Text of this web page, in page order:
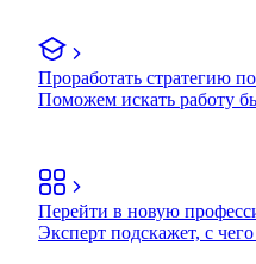
Проработать стратегию
Поможем искать работу
Перейти в новую
Эксперт подскажет, с